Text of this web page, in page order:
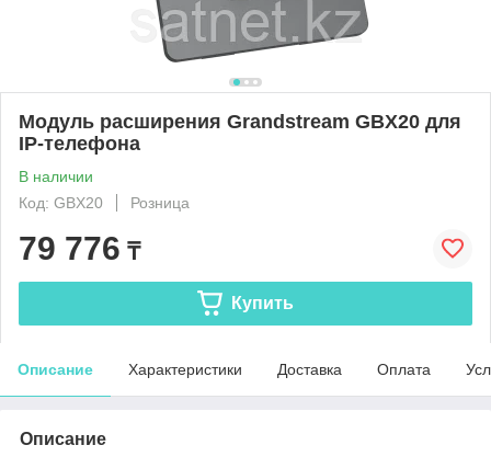
Модуль расширения Grandstream GBX20 для
IP-телефона
В наличии
Код: GBX20
Розница
79 776 ₸
Купить
Описание Характеристики Доставка Оплата
Описание